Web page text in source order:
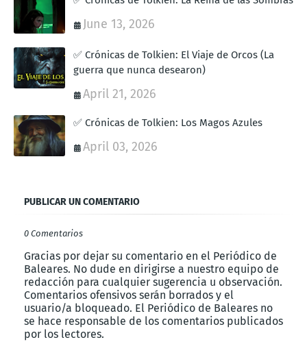
June 13, 2026
✅ Crónicas de Tolkien: El Viaje de Orcos (La
guerra que nunca desearon)
April 21, 2026
✅ Crónicas de Tolkien: Los Magos Azules
April 03, 2026
PUBLICAR UN COMENTARIO
0 Comentarios
Gracias por dejar su comentario en el Periódico de
Baleares. No dude en dirigirse a nuestro equipo de
redacción para cualquier sugerencia u observación.
Comentarios ofensivos serán borrados y el
usuario/a bloqueado. El Periódico de Baleares no
se hace responsable de los comentarios publicados
por los lectores.